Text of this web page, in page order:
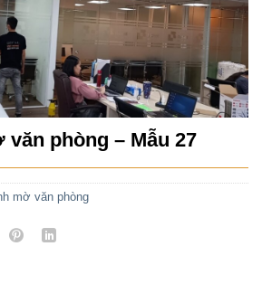
văn phòng – Mẫu 27
mờ văn phòng